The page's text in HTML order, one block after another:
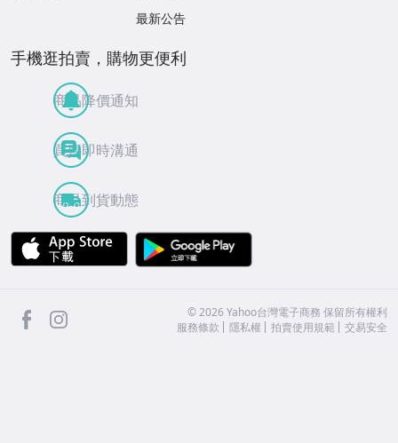
最新公告
手機逛拍賣，購物更便利
商品降價通知
買賣即時溝通
商品到貨動態
APP Store
facebook ©2026 Yahoo台灣電子商務 保留所有權利
服務條款
隱私權 拍賣使用規範 交易安全